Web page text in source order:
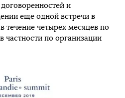
и
еще одной встречи в
течение четырех месяцев по
частности по организации